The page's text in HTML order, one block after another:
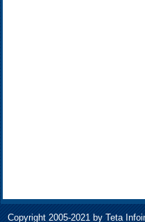
Copyright 2005-2021 by Teta